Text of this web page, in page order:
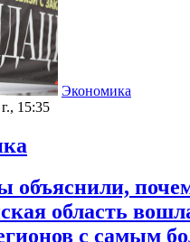
Экономика
15:35
объяснили,
область
с самым